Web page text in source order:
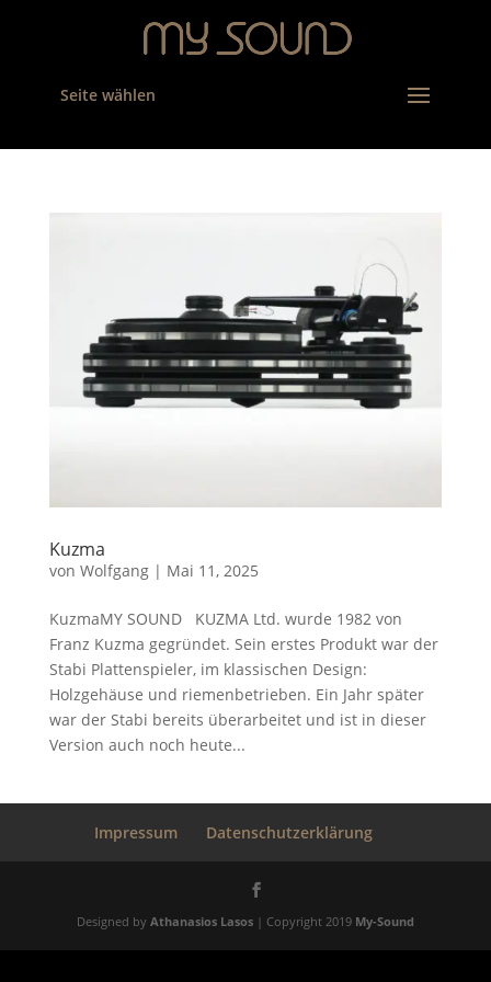
Seite wählen
Kuzma
von Wolfgang| Mai 11, 2025
KuzmaMY SOUND KUZMA Ltd. wurde 1982 von
Franz Kuzma gegründet. Sein erstes Produkt war der
Stabi Plattenspieler, im klassischen Design:
Holzgehäuse und riemenbetrieben. Ein Jahr später
war der Stabi bereits überarbeitet und ist in dieser
Version auch noch heute...
Impressum Datenschutzerklärung
Designed by Athanasios Lasos| Copyright 2019 My-Sound